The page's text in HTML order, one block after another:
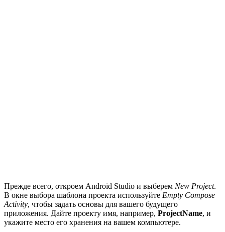
Прежде всего, откроем Android Studio и выберем New Project.
В окне выбора шаблона проекта используйте Empty Compose
Activity, чтобы задать основы для вашего будущего
приложения. Дайте проекту имя, например, ProjectName, и
укажите место его хранения на вашем компьютере.